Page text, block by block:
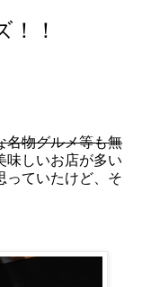
！！
名物グルメ等も無
味しいお店が多い
っていたけど、そ